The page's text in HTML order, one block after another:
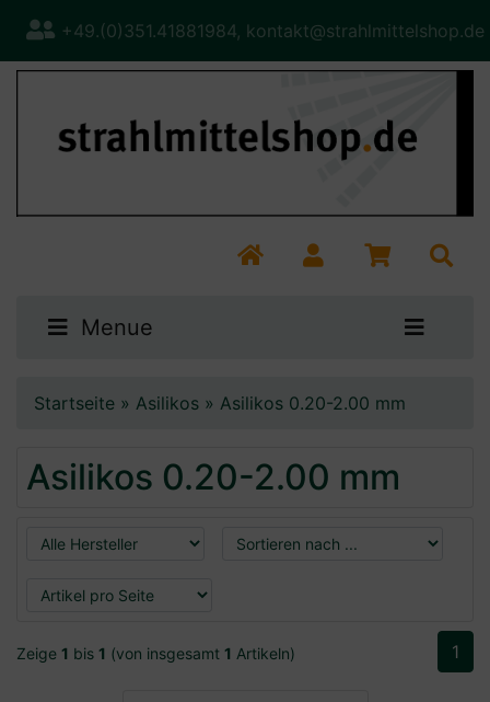
+49.(0)351.41881984, kontakt@strahlmittelshop.de
Menue
Startseite » Asilikos » Asilikos 0.20-2.00 mm
Asilikos 0.20-2.00 mm
Zeige 1 bis 1 (von insgesamt 1 Artikeln) 1